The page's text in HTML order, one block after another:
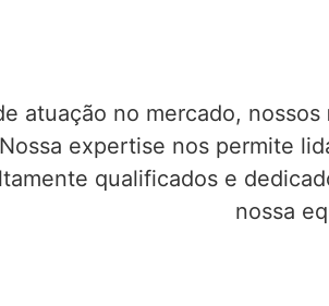
atuação no mercado, nossos
expertise nos permite
qualificados e
nossa